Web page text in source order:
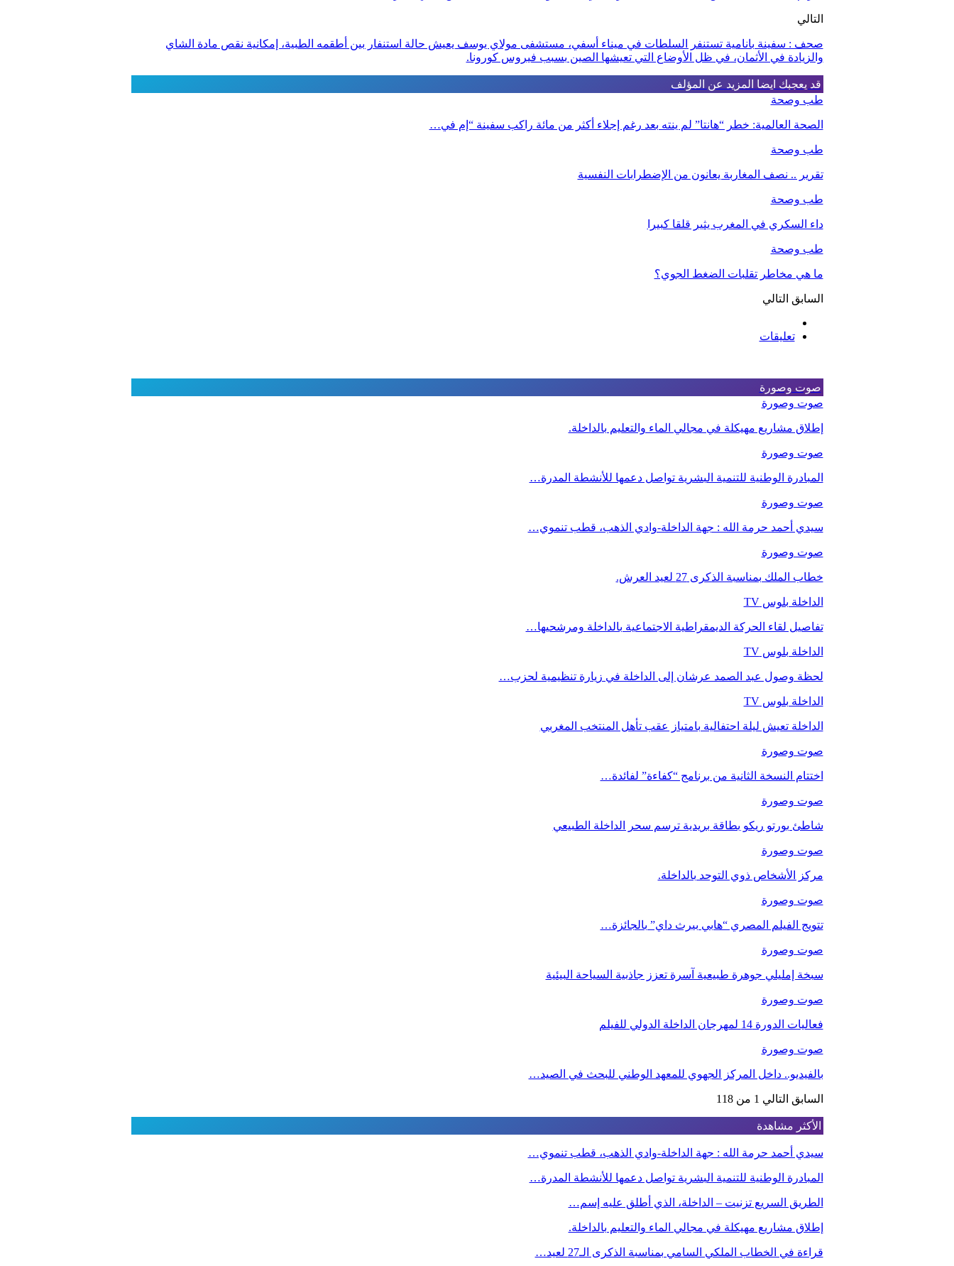
التالي
صحف : سفينة بانامية تستنفر السلطات في ميناء أسفي، مستشفى مولاي يوسف يعيش حالة استنفار بين أطقمه الطبية، إمكانية نقص مادة الشاي
والزيادة في الأثمان، في ظل الأوضاع التي تعيشها الصين بسبب فيروس كورونا.
قد يعجبك ايضا المزيد عن المؤلف
طب وصحة
الصحة العالمية: خطر “هانتا” لم ينته بعد رغم إجلاء أكثر من مائة راكب سفينة “إم في…
طب وصحة
تقرير .. نصف المغاربة يعانون من الإضطرابات النفسية
طب وصحة
داء السكري في المغرب يثير قلقا كبيرا
طب وصحة
ما هي مخاطر تقلبات الضغط الجوي؟
السابق التالي
تعليقات
صوت وصورة
صوت وصورة
إطلاق مشاريع مهيكلة في مجالي الماء والتعليم بالداخلة.
صوت وصورة
المبادرة الوطنية للتنمية البشرية تواصل دعمها للأنشطة المدرة…
صوت وصورة
سيدي أحمد حرمة الله : جهة الداخلة-وادي الذهب، قطب تنموي…
صوت وصورة
خطاب الملك بمناسبة الذكرى 27 لعيد العرش.
الداخلة بلوس TV
تفاصيل لقاء الحركة الديمقراطية الاجتماعية بالداخلة ومرشحيها…
الداخلة بلوس TV
لحظة وصول عبد الصمد عرشان إلى الداخلة في زيارة تنظيمية لحزب…
الداخلة بلوس TV
الداخلة تعيش ليلة احتفالية بامتياز عقب تأهل المنتخب المغربي
صوت وصورة
اختتام النسخة الثانية من برنامج “كفاءة” لفائدة…
صوت وصورة
شاطئ بورتو ريكو بطاقة بريدية ترسم سحر الداخلة الطبيعي
صوت وصورة
مركز الأشخاص ذوي التوحد بالداخلة.
صوت وصورة
تتويج الفيلم المصري “هابي بيرث داي” بالجائزة…
صوت وصورة
سبخة إمليلي جوهرة طبيعية آسرة تعزز جاذبية السياحة البيئية
صوت وصورة
فعاليات الدورة 14 لمهرجان الداخلة الدولي للفيلم
صوت وصورة
بالفيديو.. داخل المركز الجهوي للمعهد الوطني للبحث في الصيد…
السابق التالي 1 من 118
الأكثر مشاهدة
سيدي أحمد حرمة الله : جهة الداخلة-وادي الذهب، قطب تنموي…
المبادرة الوطنية للتنمية البشرية تواصل دعمها للأنشطة المدرة…
الطريق السريع تزنيت – الداخلة، الذي أطلق عليه إسم…
إطلاق مشاريع مهيكلة في مجالي الماء والتعليم بالداخلة.
قراءة في الخطاب الملكي السامي بمناسبة الذكرى الـ27 لعيد…